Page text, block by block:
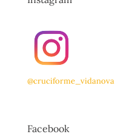
@cruciforme_vidanova
Facebook